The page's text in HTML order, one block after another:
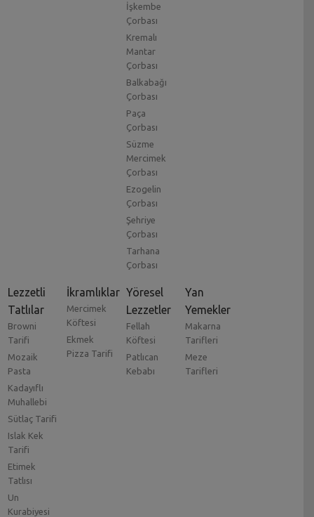
İşkembe
Çorbası
Kremalı
Mantar
Çorbası
Balkabağı
Çorbası
Paça
Çorbası
Süzme
Mercimek
Çorbası
Ezogelin
Çorbası
Şehriye
Çorbası
Tarhana
Çorbası
Lezzetli
Tatlılar
Browni
Tarifi
Mozaik
Pasta
Kadayıflı
Muhallebi
Sütlaç Tarifi
Islak Kek
Tarifi
Etimek
Tatlısı
Un
Kurabiyesi
İkramlıklar
Mercimek
Köftesi
Ekmek
Pizza Tarifi
Yöresel
Lezzetler
Fellah
Köftesi
Patlıcan
Kebabı
Yan
Yemekler
Makarna
Tarifleri
Meze
Tarifleri